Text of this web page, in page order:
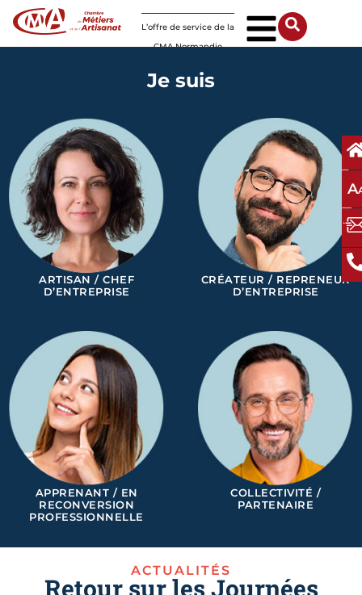
L’offre de service de la
CMA Normandie
A
Je suis
ARTISAN / CHEF
D’ENTREPRISE
CRÉATEUR / REPRENEUR
D’ENTREPRISE
APPRENANT / EN
RECONVERSION
PROFESSIONNELLE
COLLECTIVITÉ /
PARTENAIRE
ACTUALITÉS
Retour sur les Journées
Panneau de gestion des cookies